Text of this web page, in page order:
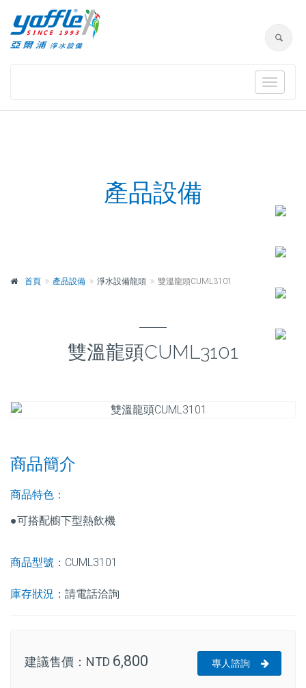
Toggle
產品設備
首頁 產品設備 淨水設備龍頭 雙溫龍頭CUML3101
雙溫龍頭CUML3101
商品簡介
商品特色：
●可搭配櫥下型熱飲機
商品型號： CUML3101
庫存狀況： 請電話洽詢
建議售價： NTD 6,800 專人諮詢